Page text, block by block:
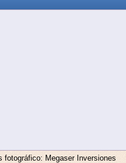
fotográfico: Megaser Inversiones